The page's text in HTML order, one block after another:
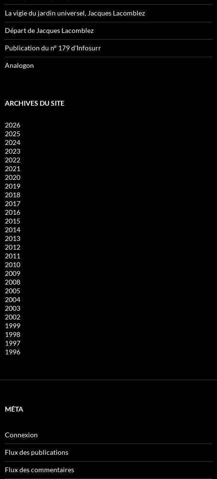
La vigie du jardin universel, Jacques Lacomblez
Départ de Jacques Lacomblez
Publication du n° 179 d’Infosurr
Analogon
ARCHIVES DU SITE
2026
2025
2024
2023
2022
2021
2020
2019
2018
2017
2016
2015
2014
2013
2012
2011
2010
2009
2008
2005
2004
2003
2002
1999
1998
1997
1996
MÉTA
Connexion
Flux des publications
Flux des commentaires